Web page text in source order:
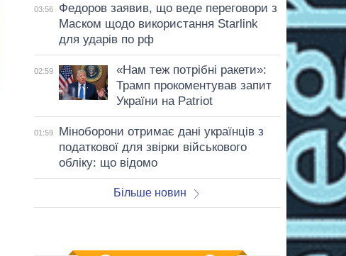
03:56
Федоров заявив, що веде переговори з
Маском щодо використання Starlink
для ударів по рф
02:59
«Нам теж потрібні ракети»:
Трамп прокоментував запит
України на Patriot
01:59
Міноборони отримає дані українців з
податкової для звірки військового
обліку: що відомо
Більше новин